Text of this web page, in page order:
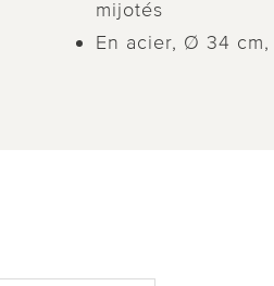
mijotés
En acier, Ø 34